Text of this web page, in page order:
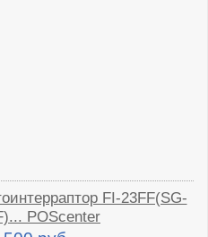
FI-23FF(SG-
POScenter